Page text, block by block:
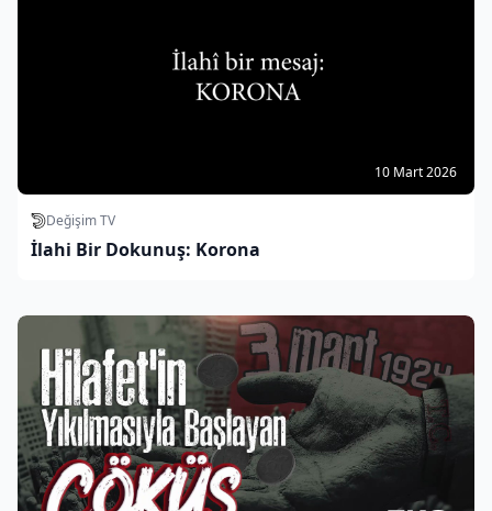
10 Mart 2026
Değişim TV
İlahi Bir Dokunuş: Korona